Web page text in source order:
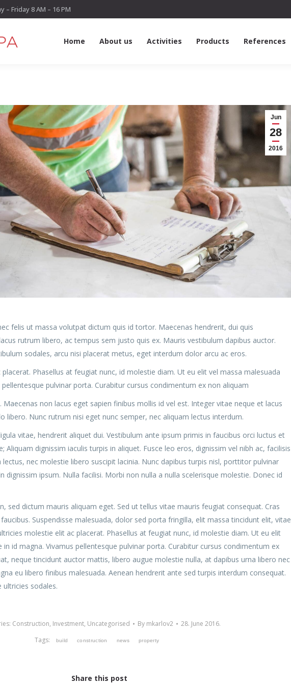
– Friday 8 AM – 16 PM
Home About us Activities Products References
Jun
28
2016
felis ut massa volutpat dictum quis id tortor. Maecenas hendrerit, dui quis
rutrum libero, ac tempus sem justo quis ex. Mauris vestibulum dapibus auctor.
sodales, arcu nisi placerat metus, eget interdum dolor arcu ac eros.
Phasellus at feugiat nunc, id molestie diam. Ut eu elit vel massa malesuada
pulvinar porta. Curabitur cursus condimentum ex non aliquam
Maecenas non lacus eget sapien finibus mollis id vel est. Integer vitae neque et lacus
libero. Nunc rutrum nisi eget nunc semper, nec aliquam lectus interdum.
vitae, hendrerit aliquet dui. Vestibulum ante ipsum primis in faucibus orci luctus et
Aliquam dignissim iaculis turpis in aliquet. Fusce leo eros, dignissim vel nibh ac, facilisis
lectus, nec molestie libero suscipit lacinia. Nunc dapibus turpis nisl, porttitor pulvinar
dignissim ipsum. Nulla facilisi. Morbi non nulla a nulla scelerisque molestie. Donec id
sed dictum mauris aliquam eget. Sed ut tellus vitae mauris feugiat consequat. Cras
Suspendisse malesuada, dolor sed porta fringilla, elit massa tincidunt elit, vitae
molestie elit ac placerat. Phasellus at feugiat nunc, id molestie diam. Ut eu elit
id magna. Vivamus pellentesque pulvinar porta. Curabitur cursus condimentum ex
neque tincidunt auctor mattis, libero augue molestie nulla, at dapibus urna libero nec
eu libero finibus malesuada. Aenean hendrerit ante sed turpis interdum consequat.
ultricies sodales.
Construction, Investment, Uncategorised By mkarlov2
28. June 2016.
Tags:
build construction news property
Share this post